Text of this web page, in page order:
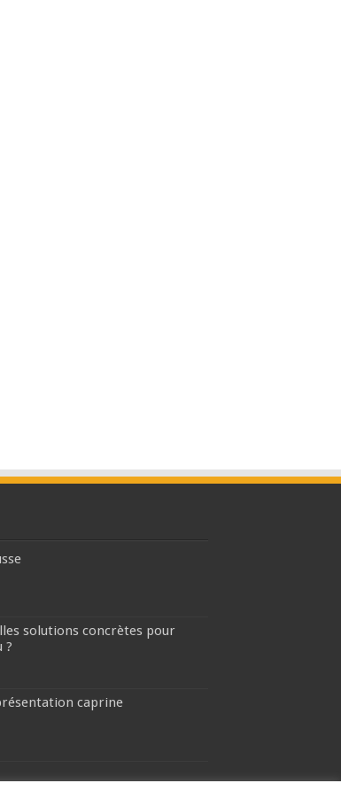
solutions concrètes pour
?
caprine